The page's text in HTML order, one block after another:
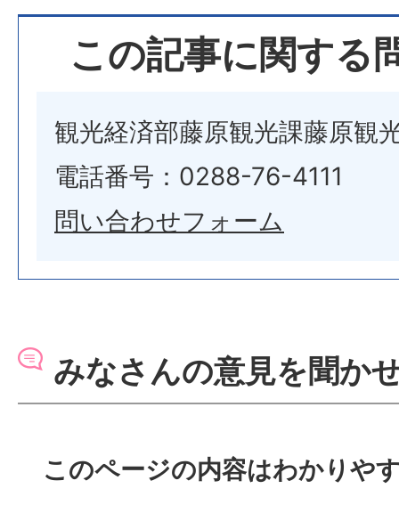
この記事に関する
観光経済部藤原観光課藤原観
電話番号：0288-76-4111
問い合わせフォーム
みなさんの意見を聞か
このページの内容はわかりや